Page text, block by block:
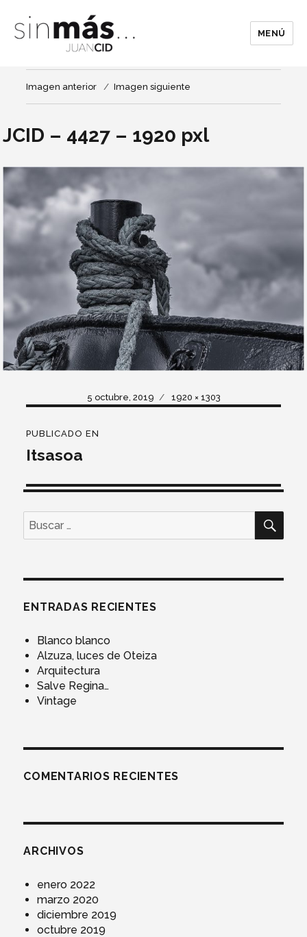
MENÚ
Imagen anterior Imagen siguiente
JCID – 4427 – 1920 pxl
Publicado
5 octubre, 2019
Tamaño
1920 × 1303
de
entradas
PUBLICADO EN
Itsasoa
Buscar
por:
ENTRADAS RECIENTES
Blanco blanco
Alzuza, luces de Oteiza
Arquitectura
Salve Regina…
Vintage
COMENTARIOS RECIENTES
ARCHIVOS
enero 2022
marzo 2020
diciembre 2019
octubre 2019